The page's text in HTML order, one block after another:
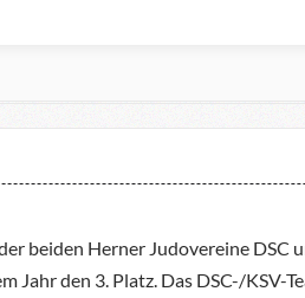
beiden Herner Judovereine DSC
Jahr den 3. Platz. Das DSC-/KSV-